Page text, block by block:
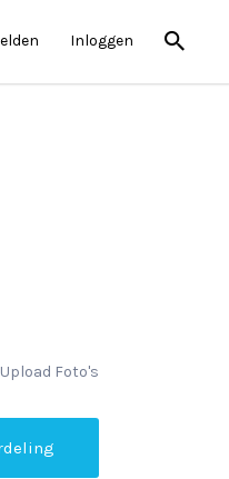
Inloggen
Upload Foto's